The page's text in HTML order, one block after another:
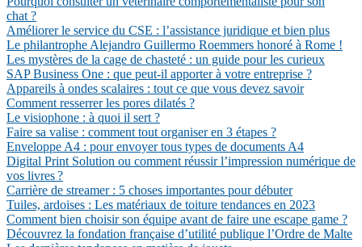
chat ?
Améliorer le service du CSE : l’assistance juridique et bien plus
Le philantrophe Alejandro Guillermo Roemmers honoré à Rome !
Les mystères de la cage de chasteté : un guide pour les curieux
SAP Business One : que peut-il apporter à votre entreprise ?
Appareils à ondes scalaires : tout ce que vous devez savoir
Comment resserrer les pores dilatés ?
Le visiophone : à quoi il sert ?
Faire sa valise : comment tout organiser en 3 étapes ?
Enveloppe A4 : pour envoyer tous types de documents A4
Digital Print Solution ou comment réussir l’impression numérique de
vos livres ?
Carrière de streamer : 5 choses importantes pour débuter
Tuiles, ardoises : Les matériaux de toiture tendances en 2023
Comment bien choisir son équipe avant de faire une escape game ?
Découvrez la fondation française d’utilité publique l’Ordre de Malte